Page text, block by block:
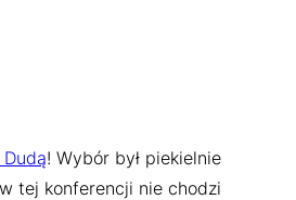
! Wybór był piekielnie
tej konferencji nie chodzi